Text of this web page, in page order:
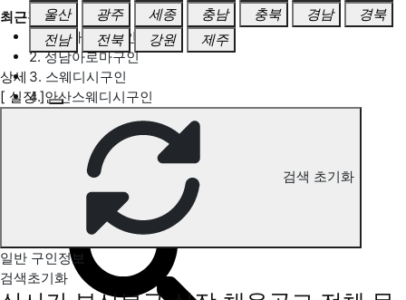
최근검색어
1. 일산마사지구인
2. 성남아로마구인
3. 스웨디시구인
4. 안산스웨디시구인
부산북구 실장 구인정보
울산
광주 세종 충남 충북 경남
경북
전남
전북 강원 제주
상세
[ 실장 ]
검색 초기화
일반 구인정보
검색초기화